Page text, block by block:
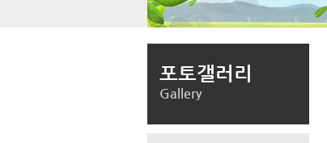
포토갤러리
Gallery